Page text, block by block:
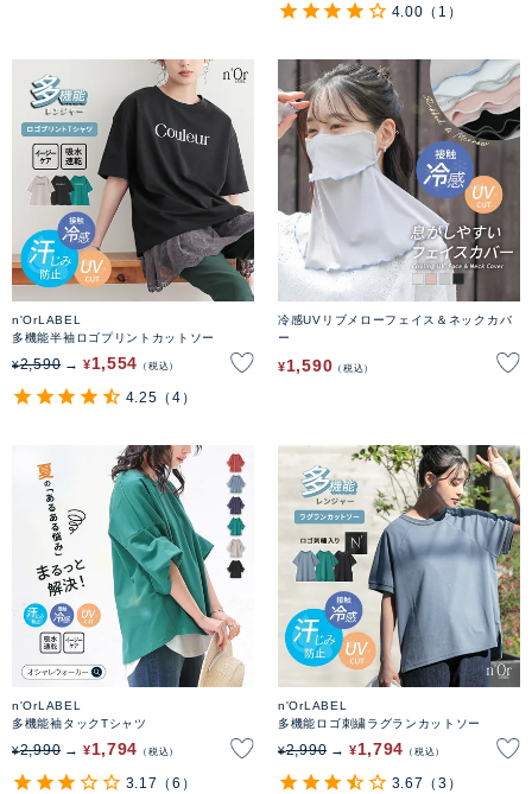
4.00 （1）
n'OrLABEL
多機能半袖ロゴプリントカットソー
¥2,590 ¥1,554 税込
4.25 （4）
冷感UVリブメローフェイス＆ネックカバ
ー
¥1,590 税込
n'OrLABEL
多機能袖タックTシャツ
¥2,990 ¥1,794 税込
3.17 （6）
n'OrLABEL
多機能ロゴ刺繍ラグランカットソー
¥2,990 ¥1,794 税込
3.67 （3）